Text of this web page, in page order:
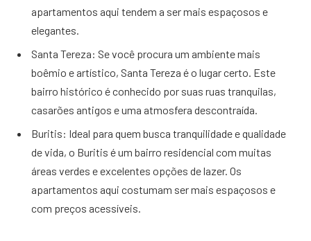
apartamentos aqui tendem a ser mais espaçosos e
elegantes.
Santa Tereza: Se você procura um ambiente mais
boêmio e artístico, Santa Tereza é o lugar certo. Este
bairro histórico é conhecido por suas ruas tranquilas,
casarões antigos e uma atmosfera descontraída.
Buritis: Ideal para quem busca tranquilidade e qualidade
de vida, o Buritis é um bairro residencial com muitas
áreas verdes e excelentes opções de lazer. Os
apartamentos aqui costumam ser mais espaçosos e
com preços acessíveis.